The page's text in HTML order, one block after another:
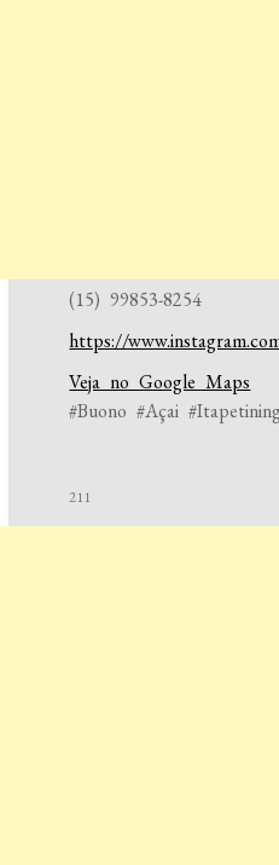
(15) 99853-8254
https://
Veja no Google Maps
#Buono #Açai
211